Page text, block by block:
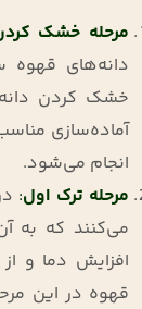
مرحله خشک
دانه‌های قهوه
خشک کردن
آماده‌سازی
انجام می‌شود.
مرحله ترک اول:
می‌کنند که به
افزایش دما و
قهوه در این